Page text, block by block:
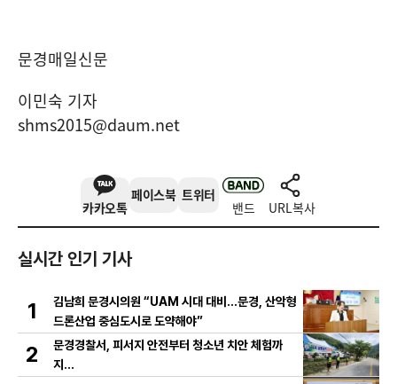
문경매일신문
이민숙 기자
shms2015@daum.net
카카오톡
페이스북 트위터
밴드 URL복사
실시간 인기 기사
1
김남희 문경시의원 “UAM 시대 대비…문경, 산악형
드론산업 중심도시로 도약해야”
2
문경경찰서, 피서지 안전부터 청소년 치안 체험까
지…